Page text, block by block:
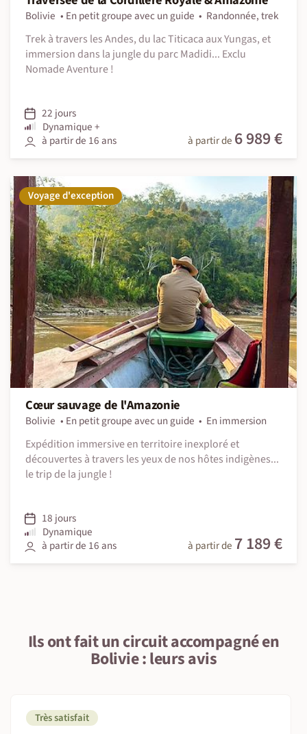
Bolivie En petit groupe avec un guide
Randonnée, trek
Trek à travers les Andes, du lac Titicaca aux Yungas, et
immersion dans la jungle du parc Madidi... Exclu
Nomade Aventure !
22 jours
Dynamique +
à partir de 16 ans
à partir de 6 989 €
Voyage d'exception
Cœur sauvage de l'Amazonie
Bolivie En petit groupe avec un guide
En immersion
Expédition immersive en territoire inexploré et
découvertes à travers les yeux de nos hôtes indigènes...
le trip de la jungle !
18 jours
Dynamique
à partir de 16 ans
à partir de 7 189 €
Ils ont fait un circuit accompagné en
Bolivie : leurs avis
Très satisfait